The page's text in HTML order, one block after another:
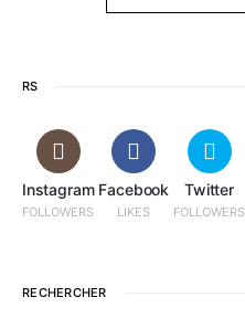
RS
Instagram
FOLLOWERS
Facebook
LIKES
Twitter
FOLLOWERS
RECHERCHER